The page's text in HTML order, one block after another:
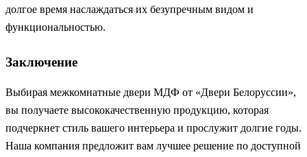
долгое время наслаждаться их безупречным видом и
функциональностью.
Заключение
Выбирая межкомнатные двери МДФ от «Двери Белоруссии»,
вы получаете высококачественную продукцию, которая
подчеркнет стиль вашего интерьера и прослужит долгие годы.
Наша компания предложит вам лучшее решение по доступной